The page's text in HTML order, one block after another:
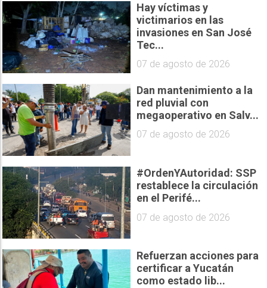
Hay víctimas y
victimarios en las
invasiones en San José
Tec...
07 de agosto de 2026
Dan mantenimiento a la
red pluvial con
megaoperativo en Salv...
07 de agosto de 2026
#OrdenYAutoridad: SSP
restablece la circulación
en el Perifé...
07 de agosto de 2026
Refuerzan acciones para
certificar a Yucatán
como estado lib...